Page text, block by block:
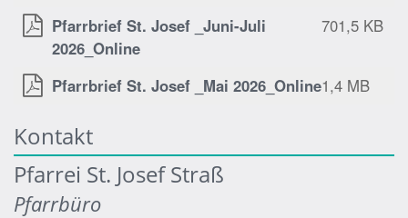
Pfarrbrief St. Josef _Juni-Juli
2026_Online
701,5 KB
Pfarrbrief St. Josef _Mai 2026_Online1,4 MB
Kontakt
Pfarrei St. Josef Straß
Pfarrbüro